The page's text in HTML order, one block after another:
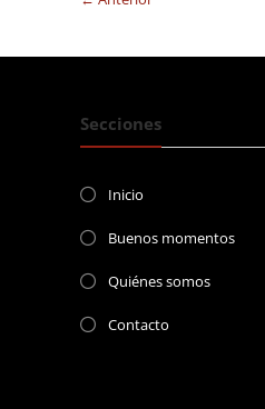
Secciones
Inicio
Buenos momentos
Quiénes somos
Contacto